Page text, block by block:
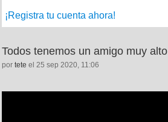
¡Registra tu cuenta ahora!
Todos tenemos un amigo muy alto
por tete el 25 sep 2020, 11:06